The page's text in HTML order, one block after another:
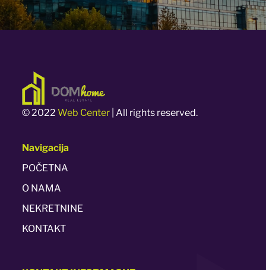
© 2022Web Center | All rights reserved.
Navigacija
POČETNA
O NAMA
NEKRETNINE
KONTAKT